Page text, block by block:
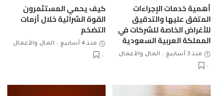
أهمية خدمات الإجراءات
المتفق عليها والتدقيق
للأغراض الخاصة للشركات في
المملكة العربية السعودية
منذ 3 أسابيع المال والأعمال
كيف يحمي المستثمرون
القوة الشرائية خلال أزمات
التضخم
منذ 4 أسابيع المال والأعمال